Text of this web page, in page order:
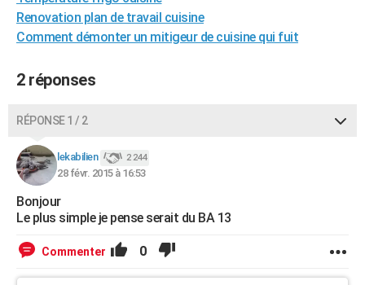
GUIDES D'ACHAT
CARTE DE VOEUX
Carte de Noël
Carte Bonne année
Carte Saint-Valentin
Carte Pâques
Carte d'anniversaire
DICTIONNAIRE
Dictionnaire
Biographies
Citations
Expressions
Proverbes
PROGRAMME TV
S'inscrire
Se connecter
Lycées
Collèges
Primaires
Universités
Entreprises
Service militaire
Avis de recherche
AVIS DE DÉCÈS
FORUM
Renovation plan de travail cuisine
Comment démonter un mitigeur de cuisine qui fuit
2 réponses
RÉPONSE 1 / 2
lekabilien 2 244
28 févr. 2015 à 16:53
Bonjour
Le plus simple je pense serait du BA 13
Commenter 0